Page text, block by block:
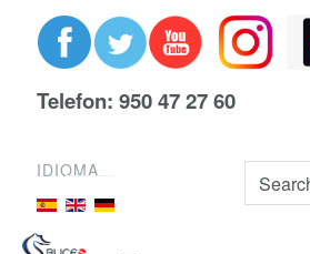
Telefon: 950 47 27 60
IDIOMA